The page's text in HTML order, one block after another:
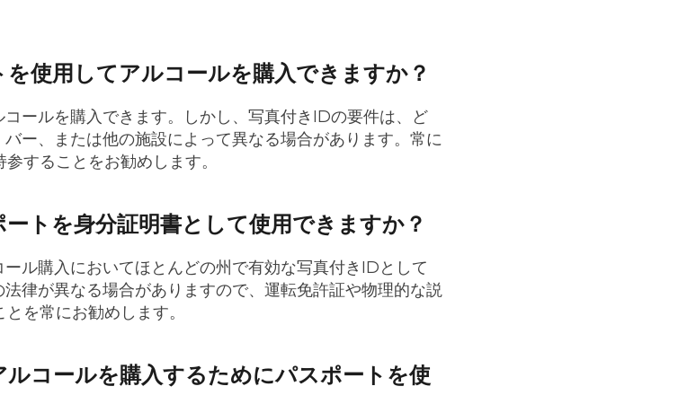
使用してアルコールを購入できますか？
ールを購入できます。しかし、写真付きIDの要件は、ど
ー、または他の施設によって異なる場合があります。常に
することをお勧めします。
トを身分証明書として使用できますか？
ル購入においてほとんどの州で有効な写真付きIDとして
律が異なる場合がありますので、運転免許証や物理的な説
を常にお勧めします。
コールを購入するためにパスポートを使